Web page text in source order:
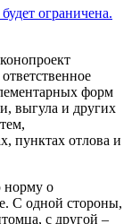
ограничена.
форм
выгула и других
пунктах отлова и
норму о
С одной стороны,
с другой –